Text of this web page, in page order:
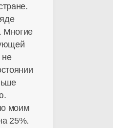
Многие
не
моим
25%.